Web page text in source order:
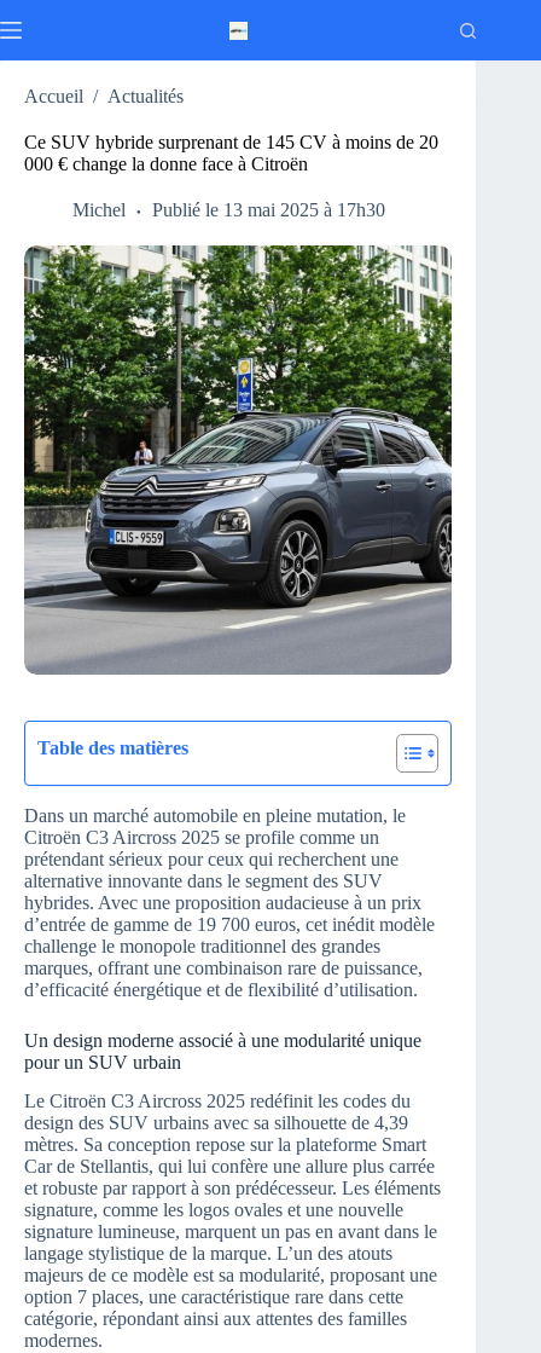
au
Accueil / Actualités
Ce SUV hybride surprenant de 145 CV à moins de 20
000 € change la donne face à Citroën
Michel Publié le 13 mai 2025 à 17h30
Table des matières
Dans un marché automobile en pleine mutation, le
Citroën C3 Aircross 2025 se profile comme un
prétendant sérieux pour ceux qui recherchent une
alternative innovante dans le segment des SUV
hybrides. Avec une proposition audacieuse à un prix
d’entrée de gamme de 19 700 euros, cet inédit modèle
challenge le monopole traditionnel des grandes
marques, offrant une combinaison rare de puissance,
d’efficacité énergétique et de flexibilité d’utilisation.
Un design moderne associé à une modularité unique
pour un SUV urbain
Le Citroën C3 Aircross 2025 redéfinit les codes du
design des SUV urbains avec sa silhouette de 4,39
mètres. Sa conception repose sur la plateforme Smart
Car de Stellantis, qui lui confère une allure plus carrée
et robuste par rapport à son prédécesseur. Les éléments
signature, comme les logos ovales et une nouvelle
signature lumineuse, marquent un pas en avant dans le
langage stylistique de la marque. L’un des atouts
majeurs de ce modèle est sa modularité, proposant une
option 7 places, une caractéristique rare dans cette
catégorie, répondant ainsi aux attentes des familles
modernes.